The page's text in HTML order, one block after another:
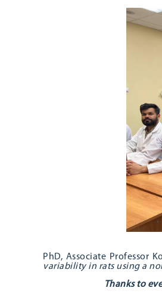
PhD, Associate Professor
variability in rats using a
Thanks to